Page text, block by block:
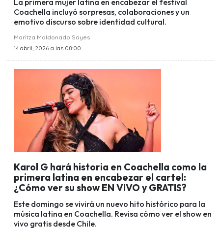
La primera mujer latina en encabezar el festival
Coachella incluyó sorpresas, colaboraciones y un
emotivo discurso sobre identidad cultural.
Maritza Maldonado Sayes
14 abril, 2026 a las 08:00
Karol G hará historia en Coachella como la
primera latina en encabezar el cartel:
¿Cómo ver su show EN VIVO y GRATIS?
Este domingo se vivirá un nuevo hito histórico para la
música latina en Coachella. Revisa cómo ver el show en
vivo gratis desde Chile.